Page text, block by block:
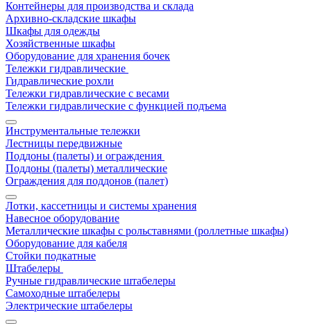
Контейнеры для производства и склада
Архивно-складские шкафы
Шкафы для одежды
Хозяйственные шкафы
Оборудование для хранения бочек
Тележки гидравлические
Гидравлические рохли
Тележки гидравлические с весами
Тележки гидравлические с функцией подъема
Инструментальные тележки
Лестницы передвижные
Поддоны (палеты) и ограждения
Поддоны (палеты) металлические
Ограждения для поддонов (палет)
Лотки, кассетницы и системы хранения
Навесное оборудование
Металлические шкафы с рольставнями (роллетные шкафы)
Оборудование для кабеля
Стойки подкатные
Штабелеры
Ручные гидравлические штабелеры
Самоходные штабелеры
Электрические штабелеры